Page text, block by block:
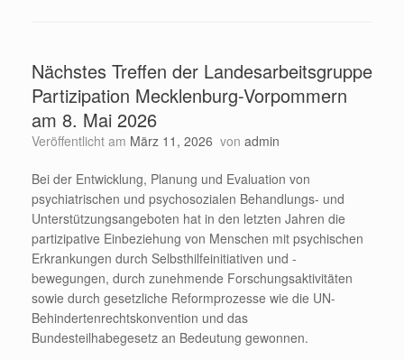
Nächstes Treffen der Landesarbeitsgruppe
Partizipation Mecklenburg-Vorpommern
am 8. Mai 2026
Veröffentlicht am März 11, 2026 von admin
Bei der Entwicklung, Planung und Evaluation von
psychiatrischen und psychosozialen Behandlungs- und
Unterstützungsangeboten hat in den letzten Jahren die
partizipative Einbeziehung von Menschen mit psychischen
Erkrankungen durch Selbsthilfeinitiativen und -
bewegungen, durch zunehmende Forschungsaktivitäten
sowie durch gesetzliche Reformprozesse wie die UN-
Behindertenrechtskonvention und das
Bundesteilhabegesetz an Bedeutung gewonnen.